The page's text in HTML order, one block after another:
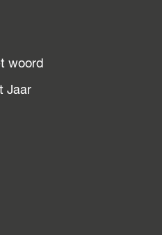
woord
Jaar